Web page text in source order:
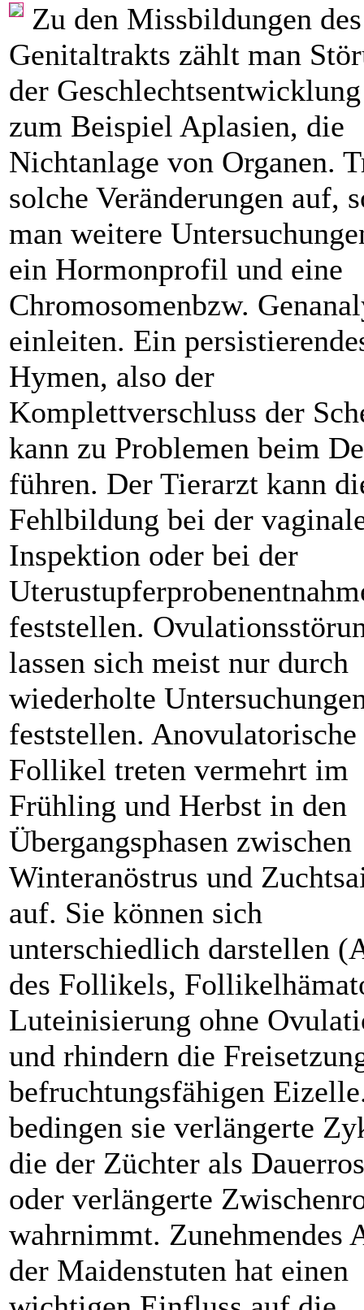
Zu den Missbildungen des
Genitaltrakts zählt man
der
zum Beispiel Aplasien, die
Nichtanlage von Organen.
solche Veränderungen auf,
man weitere
ein Hormonprofil und eine
Chromosomenbzw.
einleiten. Ein
Hymen, also der
Komplettverschluss der
kann zu Problemen beim
führen. Der Tierarzt kann
Fehlbildung bei der
Inspektion oder bei der
feststellen.
lassen sich meist nur durch
wiederholte
feststellen. Anovulatorische
Follikel treten vermehrt im
Frühling und Herbst in den
Übergangsphasen zwischen
Winteranöstrus und
auf. Sie können sich
unterschiedlich darstellen
des Follikels,
Luteinisierung ohne
und rhindern die
befruchtungsfähigen
bedingen sie verlängerte
die der Züchter als
oder verlängerte
wahrnimmt. Zunehmendes
der Maidenstuten hat einen